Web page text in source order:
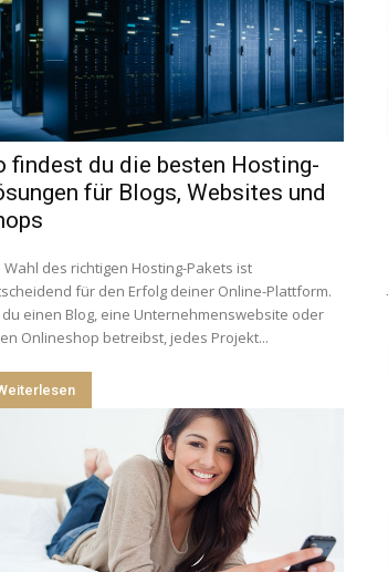
findest du die besten Hosting-
für Blogs, Websites und
Wahl des richtigen Hosting-Pakets ist
für den Erfolg deiner Online-Plattform.
du einen Blog, eine Unternehmenswebsite oder
Onlineshop betreibst, jedes Projekt...